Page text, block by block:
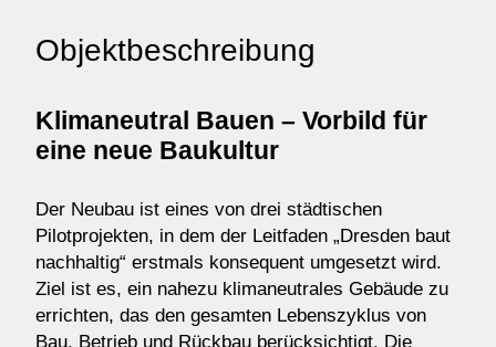
Objektbeschreibung
Klimaneutral Bauen – Vorbild für
eine neue Baukultur
Der Neubau ist eines von drei städtischen
Pilotprojekten, in dem der Leitfaden „Dresden baut
nachhaltig“ erstmals konsequent umgesetzt wird.
Ziel ist es, ein nahezu klimaneutrales Gebäude zu
errichten, das den gesamten Lebenszyklus von
Bau, Betrieb und Rückbau berücksichtigt. Die